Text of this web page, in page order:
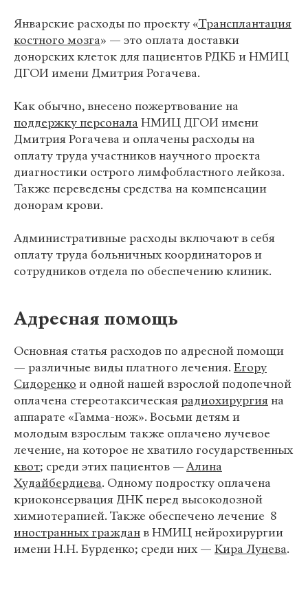
Январские расходы по проекту «Трансплантация
костного мозга» — это оплата доставки
донорских клеток для пациентов РДКБ и НМИЦ
ДГОИ имени Дмитрия Рогачева.
Как обычно, внесено пожертвование на
поддержку персонала НМИЦ ДГОИ имени
Дмитрия Рогачева и оплачены расходы на
оплату труда участников научного проекта
диагностики острого лимфобластного лейкоза.
Также переведены средства на компенсации
донорам крови.
Административные расходы включают в себя
оплату труда больничных координаторов и
сотрудников отдела по обеспечению клиник.
Адресная помощь
Основная статья расходов по адресной помощи
— различные виды платного лечения. Егору
Сидоренко и одной нашей взрослой подопечной
оплачена стереотаксическаярадиохирургияна
аппарате «Гамма-нож». Восьми детям и
молодым взрослым также оплачено лучевое
лечение, на которое не хватило государственных
квот; среди этих пациентов —Алина
Худайбердиева. Одному подростку оплачена
криоконсервация ДНК перед высокодозной
химиотерапией. Также обеспечено лечение 8
иностранных гражданв НМИЦ нейрохирургии
имени Н.Н. Бурденко; среди них — Кира Лунева.